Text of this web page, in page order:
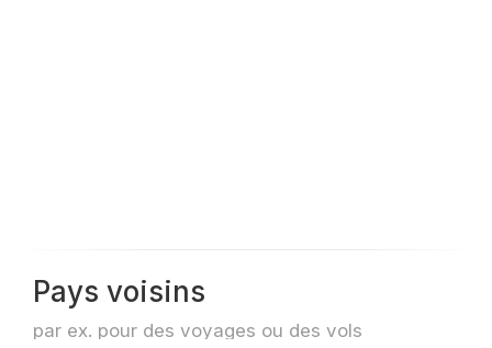
Pays voisins
par ex. pour des voyages ou des vols